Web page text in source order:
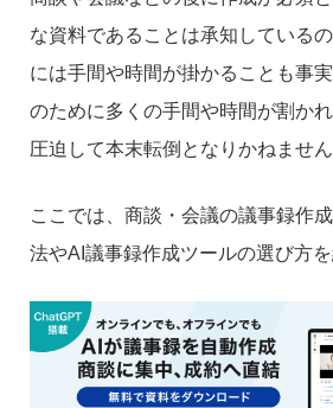
な資料であることは承知している
には手間や時間が掛かることも事
のために多くの手間や時間が割か
圧迫して本末転倒となりかねません
ここでは、商談・会議の議事録作
法やAI議事録作成ツールの選び方を